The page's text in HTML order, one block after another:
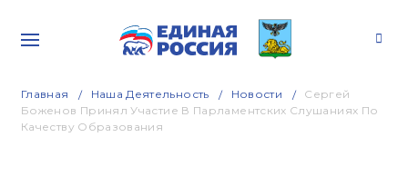
Главная Наша Деятельность Новости
Сергей
Боженов Принял Участие В Парламентских Слушаниях По
Качеству Образования